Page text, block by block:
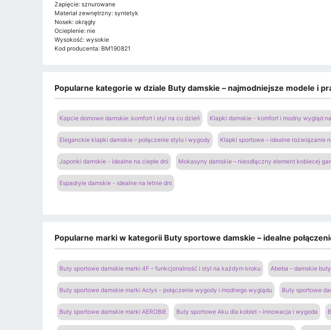
Zapięcie: sznurowane
Materiał zewnętrzny: syntetyk
Nosek: okrągły
Ocieplenie: nie
Wysokość: wysokie
Kod producenta: BM190821
Popularne kategorie w dziale Buty damskie – najmodniejsze modele i
Kapcie domowe damskie: komfort i styl na co dzień Klapki damskie - komfort i modny wygląd
Eleganckie klapki damskie – połączenie stylu i wygody Klapki sportowe – idealne rozwiązanie
Japonki damskie - idealne na ciepłe dni Mokasyny damskie – nieodłączny element kobiecej
Espadryle damskie - idealne na letnie dni
Popularne marki w kategorii Buty sportowe damskie – idealne
Buty sportowe damskie marki 4F – funkcjonalność i styl na każdym kroku Abeba – damskie
Buty sportowe damskie marki Aclys - połączenie wygody i modnego wyglądu Buty sportowe
Buty sportowe damskie marki AEROBIE Buty sportowe Aku dla kobiet – innowacja i wygoda